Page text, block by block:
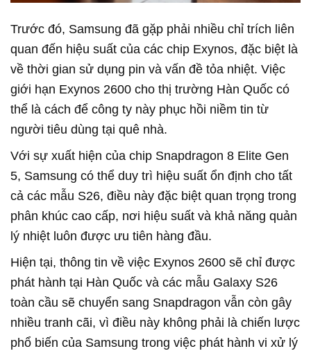
Trước đó, Samsung đã gặp phải nhiều chỉ trích liên
quan đến hiệu suất của các chip Exynos, đặc biệt là
về thời gian sử dụng pin và vấn đề tỏa nhiệt. Việc
giới hạn Exynos 2600 cho thị trường Hàn Quốc có
thể là cách để công ty này phục hồi niềm tin từ
người tiêu dùng tại quê nhà.
Với sự xuất hiện của chip Snapdragon 8 Elite Gen
5, Samsung có thể duy trì hiệu suất ổn định cho tất
cả các mẫu S26, điều này đặc biệt quan trọng trong
phân khúc cao cấp, nơi hiệu suất và khả năng quản
lý nhiệt luôn được ưu tiên hàng đầu.
Hiện tại, thông tin về việc Exynos 2600 sẽ chỉ được
phát hành tại Hàn Quốc và các mẫu Galaxy S26
toàn cầu sẽ chuyển sang Snapdragon vẫn còn gây
nhiều tranh cãi, vì điều này không phải là chiến lược
phổ biến của Samsung trong việc phát hành vi xử lý